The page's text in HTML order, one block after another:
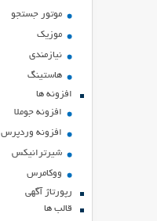
موتور جستجو
موزیک
نیازمندی
هاستينگ
افزونه ها
افزونه جوملا
افزونه وردپرس
شیرترانیکس
ووکامرس
رپورتاژ آگهی
قالب ها